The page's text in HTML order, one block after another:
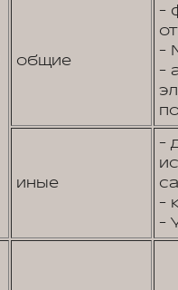
общие
-
-
-
иные
-
-
-